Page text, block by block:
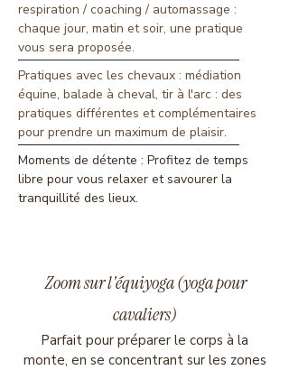
respiration / coaching / automassage :
chaque jour, matin et soir, une pratique
vous sera proposée.
Pratiques avec les chevaux : médiation
équine, balade à cheval, tir à l'arc : des
pratiques différentes et complémentaires
pour prendre un maximum de plaisir.
Moments de détente : Profitez de temps
libre pour vous relaxer et savourer la
tranquillité des lieux.
Zoom sur l'équiyoga (yoga pour
cavaliers)
Parfait pour préparer le corps à la
monte, en se concentrant sur les zones